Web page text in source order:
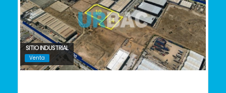
SITIO INDUSTRIAL
Venta